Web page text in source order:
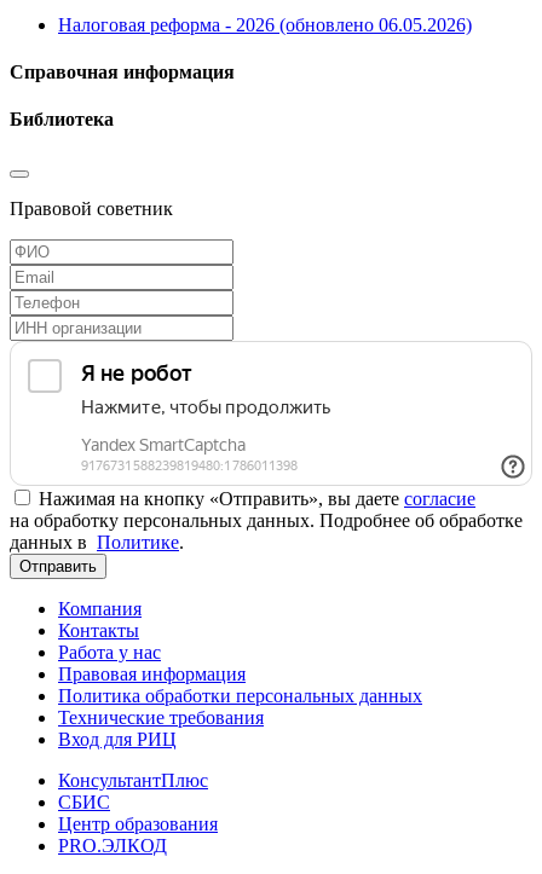
Налоговая реформа - 2026 (обновлено 06.05.2026)
Справочная информация
Библиотека
Правовой советник
Нажимая на кнопку «Отправить», вы даете согласие
на обработку персональных данных. Подробнее об обработке
данных в Политике.
Отправить
Компания
Контакты
Работа у нас
Правовая информация
Политика обработки персональных данных
Технические требования
Вход для РИЦ
КонсультантПлюс
СБИС
Центр образования
PRO.ЭЛКОД